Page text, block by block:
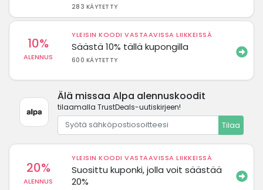
283 KÄYTETTY
10%
ALENNUS
YLEISIN KOODI VASTAAVISSA LIIKKEISSÄ
Säästä 10% tällä kupongilla
600 KÄYTETTY
Älä missaa Alpa alennuskoodit
tilaamalla TrustDeals-uutiskirjeen!
Tilaa
20%
ALENNUS
YLEISIN KOODI VASTAAVISSA LIIKKEISSÄ
Suosittu kuponki, jolla voit säästää
20%